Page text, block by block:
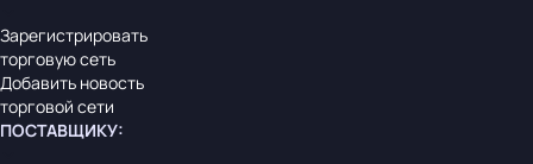
Зарегистрировать
торговую сеть
Добавить новость
торговой сети
ПОСТАВЩИКУ: